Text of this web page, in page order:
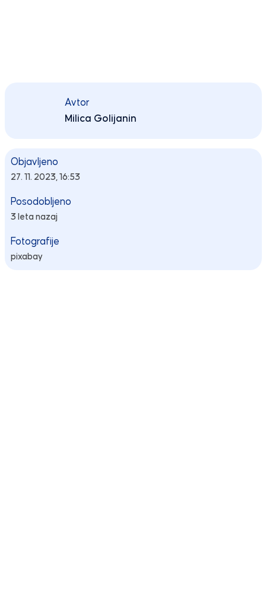
Avtor
Milica Golijanin
Objavljeno
27. 11. 2023, 16:53
Posodobljeno
3 leta nazaj
Fotografije
pixabay